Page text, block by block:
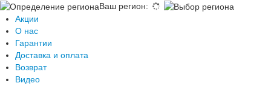
Ваш регион:
Акции
О нас
Гарантии
Доставка и оплата
Возврат
Видео